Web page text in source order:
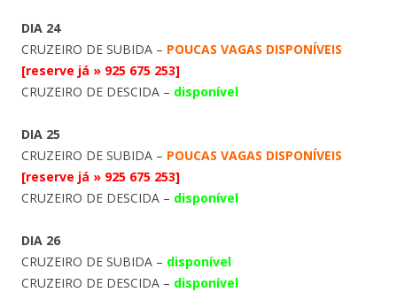
DIA 24
CRUZEIRO DE SUBIDA – POUCAS VAGAS DISPONÍVEIS
[reserve já » 925 675 253]
CRUZEIRO DE DESCIDA – disponível
DIA 25
CRUZEIRO DE SUBIDA – POUCAS VAGAS DISPONÍVEIS
[reserve já » 925 675 253]
CRUZEIRO DE DESCIDA – disponível
DIA 26
CRUZEIRO DE SUBIDA – disponível
CRUZEIRO DE DESCIDA – disponível